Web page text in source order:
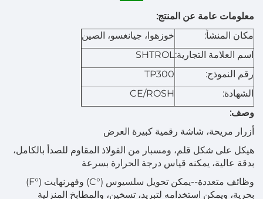
معلومات عامة عن المنتج:
مكان المنشأ:
خوزهوا، جيانغسو، الصين
اسم العلامة التجارية:SHTROL
رقم النموذج:
TP300
الشهادة:
CE/ROSH
وصف:
أزرار مريحة، شاشة رقمية كبيرة العرض
هيكل على شكل قلم، ومسبار من الفولاذ المقاوم للصدأ بالكامل،
بدقة عالية، يمكنه قياس درجة الحرارة بسرعة
وظائف متعددة--يمكن تحويل سلسيوس (°C) وفهرنهايت (°F)
بحرية، ويمكن استخدامه لتبريد، تسخين، والمطابخ المنزلية